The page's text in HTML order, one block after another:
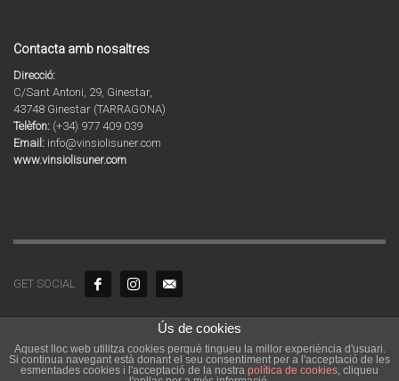
Contacta amb nosaltres
Direcció:
C/Sant Antoni, 29, Ginestar,
43748 Ginestar (TARRAGONA)
Telèfon: (+34) 977 409 039
Email: info@vinsiolisuner.com
www.vinsiolisuner.com
GET SOCIAL
© 2020 Copyright by Agrícola Sant Vicenç SL. Tots els drets reservats.
Vins i Olis de Catalunya | Celler i molí familiar a la Ribera d’Ebre a
Tarragona
Ús de cookies
Aquest lloc web utilitza cookies perquè tingueu la millor experiència d'usuari.
Si continua navegant està donant el seu consentiment per a l'acceptació de les
esmentades cookies i l'acceptació de la nostra política de cookies, cliqueu